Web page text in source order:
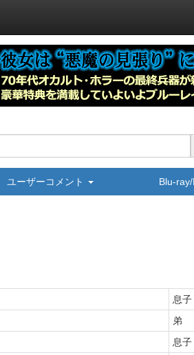
ユーザーコメント Blu-
息子
弟
息子